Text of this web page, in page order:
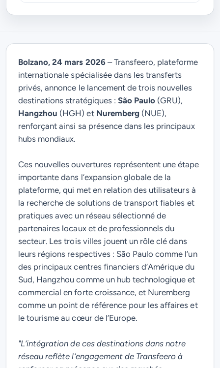
Bolzano, 24 mars 2026– Transfeero, plateforme
internationale spécialisée dans les transferts
privés, annonce le lancement de trois nouvelles
destinations stratégiques : São Paulo (GRU),
Hangzhou (HGH) et Nuremberg (NUE),
renforçant ainsi sa présence dans les principaux
hubs mondiaux.
Ces nouvelles ouvertures représentent une étape
importante dans l’expansion globale de la
plateforme, qui met en relation des utilisateurs à
la recherche de solutions de transport fiables et
pratiques avec un réseau sélectionné de
partenaires locaux et de professionnels du
secteur. Les trois villes jouent un rôle clé dans
leurs régions respectives : São Paulo comme l’un
des principaux centres financiers d’Amérique du
Sud, Hangzhou comme un hub technologique et
commercial en forte croissance, et Nuremberg
comme un point de référence pour les affaires et
le tourisme au cœur de l’Europe.
"L’intégration de ces destinations dans notre
réseau reflète l’engagement de Transfeero à